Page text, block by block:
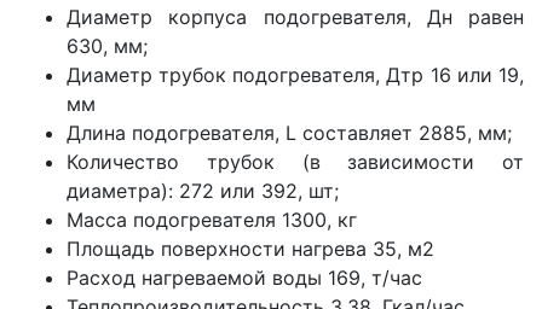
Диаметр корпуса подогревателя, Дн равен
630, мм;
Диаметр трубок подогревателя, Дтр 16 или 19,
мм
Длина подогревателя, L составляет 2885, мм;
Количество трубок (в зависимости от
диаметра): 272 или 392, шт;
Масса подогревателя 1300, кг
Площадь поверхности нагрева 35, м2
Расход нагреваемой воды 169, т/час